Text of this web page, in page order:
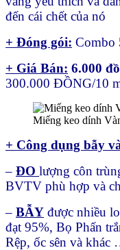
đến cái chết của nó
+ Đóng gói: Combo
+ Giá Bán: 6.000
300.000 ĐỒNG/10
Miếng keo dính
+ Công dụng bẫy
– ĐO lượng côn
BVTV phù hợp và
– BẪY được nhiều
đạt 95%, Bọ Phấn
Rệp, ốc sên và khác